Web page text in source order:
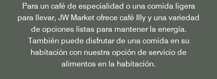
Para un café de especialidad o una comida ligera
para llevar, JW Market ofrece café Illy y una variedad
de opciones listas para mantener la energía.
También puede disfrutar de una comida en su
habitación con nuestra opción de servicio de
alimentos en la habitación.